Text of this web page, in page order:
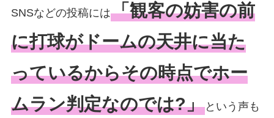
SNSなどの投稿には「観客の妨害の前
に打球がドームの天井に当た
っているからその時点でホー
ムラン判定なのでは?」という声も